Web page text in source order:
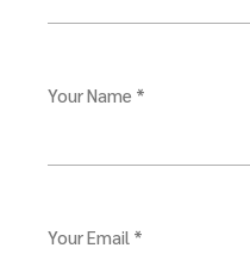
Your Name *
Your Email *